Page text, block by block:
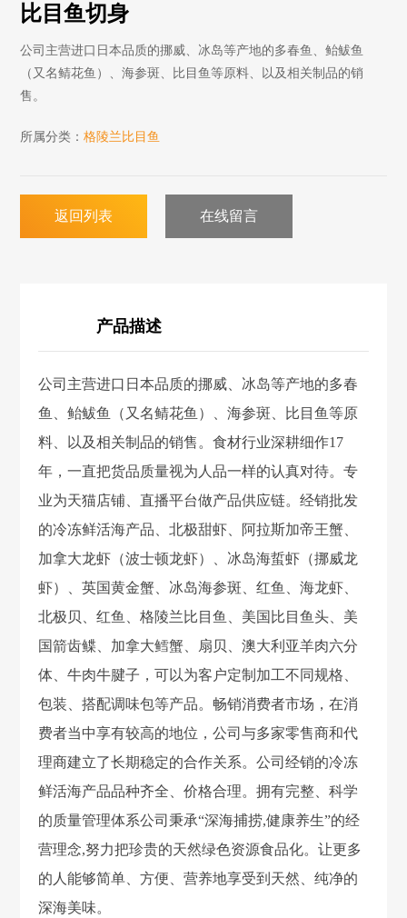
比目鱼切身
公司主营进口日本品质的挪威、冰岛等产地的多春鱼、鲐鲅鱼
（又名鲭花鱼）、海参斑、比目鱼等原料、以及相关制品的销
售。
所属分类：格陵兰比目鱼
返回列表 在线留言
产品描述
公司主营进口日本品质的挪威、冰岛等产地的多春
鱼、鲐鲅鱼（又名鲭花鱼）、海参斑、比目鱼等原
料、以及相关制品的销售。食材行业深耕细作17
年，一直把货品质量视为人品一样的认真对待。专
业为天猫店铺、直播平台做产品供应链。经销批发
的冷冻鲜活海产品、北极甜虾、阿拉斯加帝王蟹、
加拿大龙虾（波士顿龙虾）、冰岛海蜇虾（挪威龙
虾）、英国黄金蟹、冰岛海参斑、红鱼、海龙虾、
北极贝、红鱼、格陵兰比目鱼、美国比目鱼头、美
国箭齿鲽、加拿大鳕蟹、扇贝、澳大利亚羊肉六分
体、牛肉牛腱子，可以为客户定制加工不同规格、
包装、搭配调味包等产品。畅销消费者市场，在消
费者当中享有较高的地位，公司与多家零售商和代
理商建立了长期稳定的合作关系。公司经销的冷冻
鲜活海产品品种齐全、价格合理。拥有完整、科学
的质量管理体系公司秉承“深海捕捞,健康养生”的经
营理念,努力把珍贵的天然绿色资源食品化。让更多
的人能够简单、方便、营养地享受到天然、纯净的
深海美味。